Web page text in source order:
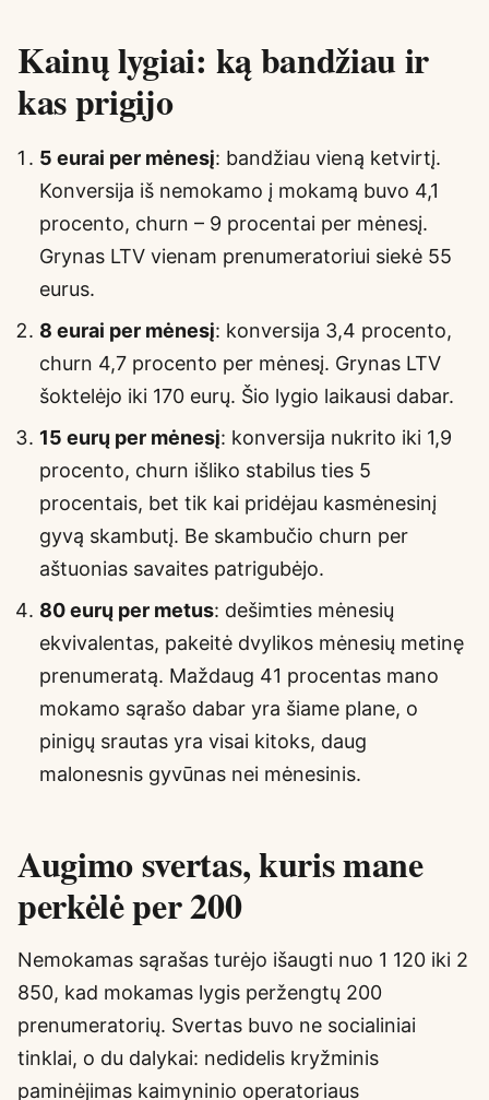
Kainų lygiai: ką bandžiau ir
kas prigijo
5 eurai per mėnesį: bandžiau vieną ketvirtį.
Konversija iš nemokamo į mokamą buvo 4,1
procento, churn – 9 procentai per mėnesį.
Grynas LTV vienam prenumeratoriui siekė 55
eurus.
8 eurai per mėnesį: konversija 3,4 procento,
churn 4,7 procento per mėnesį. Grynas LTV
šoktelėjo iki 170 eurų. Šio lygio laikausi dabar.
15 eurų per mėnesį: konversija nukrito iki 1,9
procento, churn išliko stabilus ties 5
procentais, bet tik kai pridėjau kasmėnesinį
gyvą skambutį. Be skambučio churn per
aštuonias savaites patrigubėjo.
80 eurų per metus: dešimties mėnesių
ekvivalentas, pakeitė dvylikos mėnesių metinę
prenumeratą. Maždaug 41 procentas mano
mokamo sąrašo dabar yra šiame plane, o
pinigų srautas yra visai kitoks, daug
malonesnis gyvūnas nei mėnesinis.
Augimo svertas, kuris mane
perkėlė per 200
Nemokamas sąrašas turėjo išaugti nuo 1 120 iki 2
850, kad mokamas lygis peržengtų 200
prenumeratorių. Svertas buvo ne socialiniai
tinklai, o du dalykai: nedidelis kryžminis
paminėjimas kaimyninio operatoriaus